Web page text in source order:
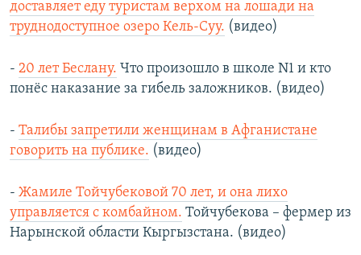
доставляет еду туристам верхом на лошади на
труднодоступное озеро Кель-Суу. (видео)
- 20 лет Беслану. Что произошло в школе N1 и кто
понёс наказание за гибель заложников. (видео)
- Талибы запретили женщинам в Афганистане
говорить на публике. (видео)
- Жамиле Тойчубековой 70 лет, и она лихо
управляется с комбайном. Тойчубекова – фермер из
Нарынской области Кыргызстана. (видео)